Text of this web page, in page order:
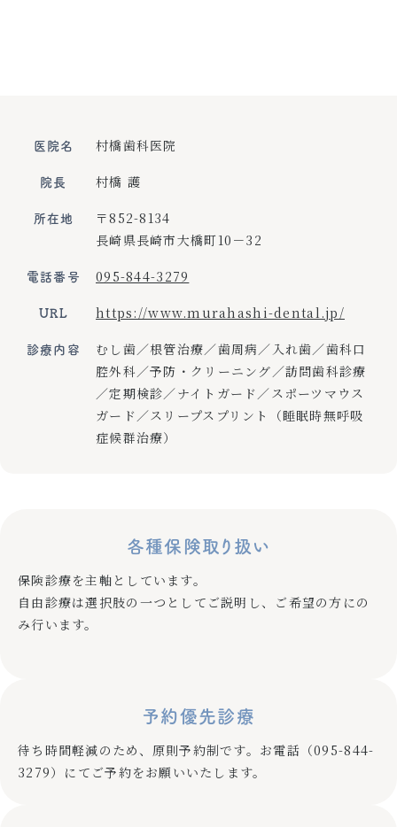
医院名 村橋歯科医院
院長 村橋 護
所在地
〒852-8134
長崎県長崎市大橋町10－32
電話番号 095-844-3279
URL https://www.murahashi-dental.jp/
診療内容
むし歯／根管治療／歯周病／入れ歯／歯科口
腔外科／予防・クリーニング／訪問歯科診療
／定期検診／ナイトガード／スポーツマウス
ガード／スリープスプリント（睡眠時無呼吸
症候群治療）
各種保険取り扱い
保険診療を主軸としています。
自由診療は選択肢の一つとしてご説明し、ご希望の方にの
み行います。
予約優先診療
待ち時間軽減のため、原則予約制です。お電話（095-844-
3279）にてご予約をお願いいたします。